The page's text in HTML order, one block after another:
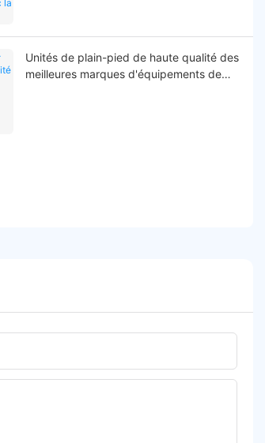
Unités de plain-pied de haute qualité des
meilleures marques d'équipements de